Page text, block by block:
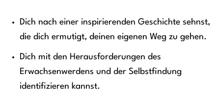
Dich nach einer inspirierenden Geschichte sehnst,
die dich ermutigt, deinen eigenen Weg zu gehen.
Dich mit den Herausforderungen des
Erwachsenwerdens und der Selbstfindung
identifizieren kannst.